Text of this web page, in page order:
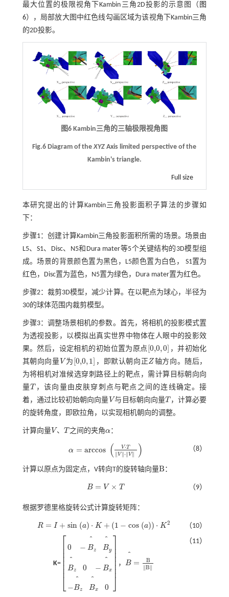
最大位置的极限视角下Kambin三角2D投影的示意图（ 图
6），局部放大图中红色线勾画区域为该视角下Kambin三角
的2D投影。
图6 Kambin三角的三轴极限视角图
Fig.6 Diagram of theXYZ Axis limited perspective of the
Kambin's triangle.
Full size
本研究提出的计算Kambin三角投影面积子算法的步骤如
下：
步骤1：创建计算Kambin三角投影面积所需的场景。场景由
L5、S1、Disc、N5和Dura mater等5个关键结构的3D模型组
成。场景的背景颜色置为黑色，L5颜色置为白色， S1置为
红色，Disc置为蓝色，N5置为绿色，Dura mater置为红色。
步骤2：裁剪3D模型，减少计算。在以靶点为球心，半径为
30的球体范围内裁剪模型。
步骤3：调整场景相机的参数。首先，将相机的投影模式置
为透视投影，以模拟出真实世界中物体在人眼中的投影效
果。然后，设定相机的初始位置为原点 [0,0,0]
0,0,0
，并初始化
其朝向向量 V
V 为 [0,0,1]
0,0,1 ，即默认朝向正Z
Z 轴方向。随后，
为将相机对准候选穿刺路径上的靶点，需计算目标朝向向
量T
T ，该向量由皮肤穿刺点与靶点之间的连线确定。接
着，通过比较初始朝向向量 V
V 与目标朝向向量T
T ，计算必要
的旋转角度，即欧拉角，以实现相机朝向的调整。
计算向量V
V 、T
T 之间的夹角α
α ：
α = arccos ( V⋅T
∥V∥⋅∥ V∥ )
α= ar ccos V⋅T ⋅ V （8）
计算以原点为固定点，V转向T的旋转轴向量B
B ：
B = V × T
B= V× T （9）
根据罗德里格旋转公式计算旋转矩阵：
R = I + sin (a) ⋅ K + (1 − cos (a)) ⋅ K2
R= I+s in (a ⋅K+( 1-co s (a) )⋅K 2 （10）
K=
⎡
⎣
⎢⎢⎢⎢⎢⎢⎢
0 − Bz By
Bz 0 − Bx
−Bz Bx 0
⎤
⎦
⎥⎥⎥⎥⎥⎥⎥
0 -B B 0 B x- Bz Bx 0
，B =
B
∥B∥
B= BB
（11）